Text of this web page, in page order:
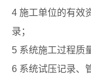
4 施工单位的有效
录；
5 系统施工过程质
6 系统试压记录、